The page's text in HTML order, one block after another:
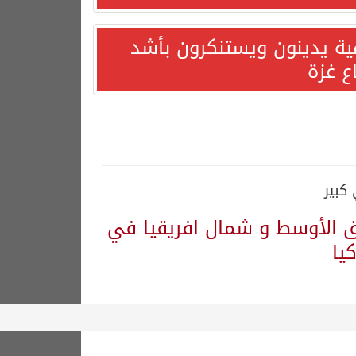
يدينون ويستنكرون بأشد
غزة
الأوسط و شمال افريقيا في